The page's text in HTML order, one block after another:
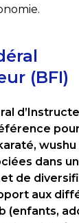
(BFI)
dans
de
aux
(enfants,